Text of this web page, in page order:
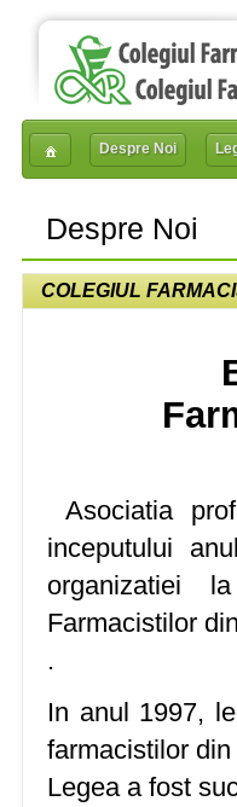
Despre Noi
Despre Noi
COLEGIUL
Asociatia
inceputului
organizatiei
Farmacistilor
.
In anul 1997,
farmacistilor
Legea a fost